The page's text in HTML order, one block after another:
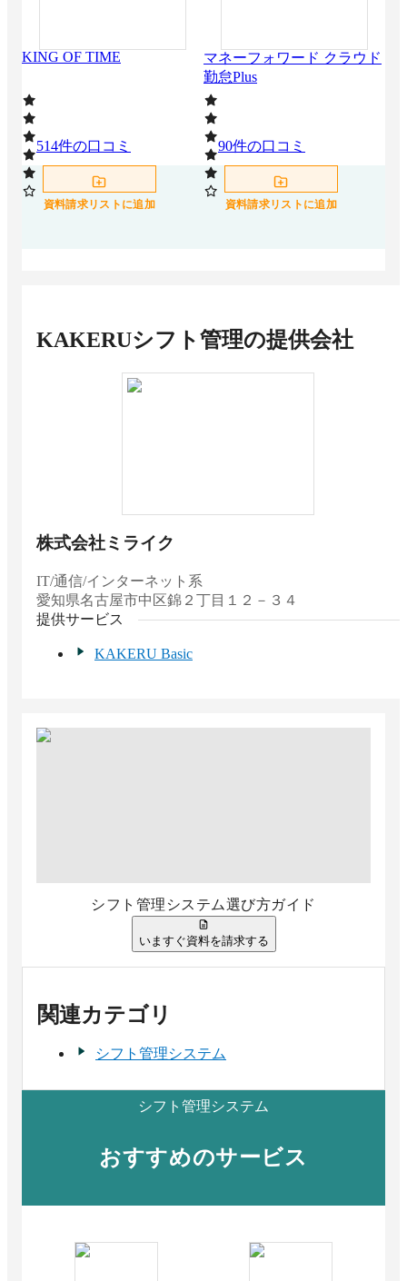
KING OF TIME
514件の口コミ
資料請求リストに追加
マネーフォワード クラウド
勤怠Plus
90件の口コミ
資料請求リストに追加
KAKERUシフト管理の提供会社
株式会社ミライク
IT/通信/インターネット系
愛知県名古屋市中区錦２丁目１２－３４
提供サービス
KAKERU Basic
シフト管理システム選び方ガイド
いますぐ資料を請求する
関連カテゴリ
シフト管理システム
シフト管理システム
おすすめのサービス